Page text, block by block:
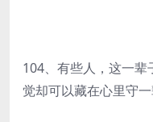
104、有些人，这一
觉却可以藏在心里守一